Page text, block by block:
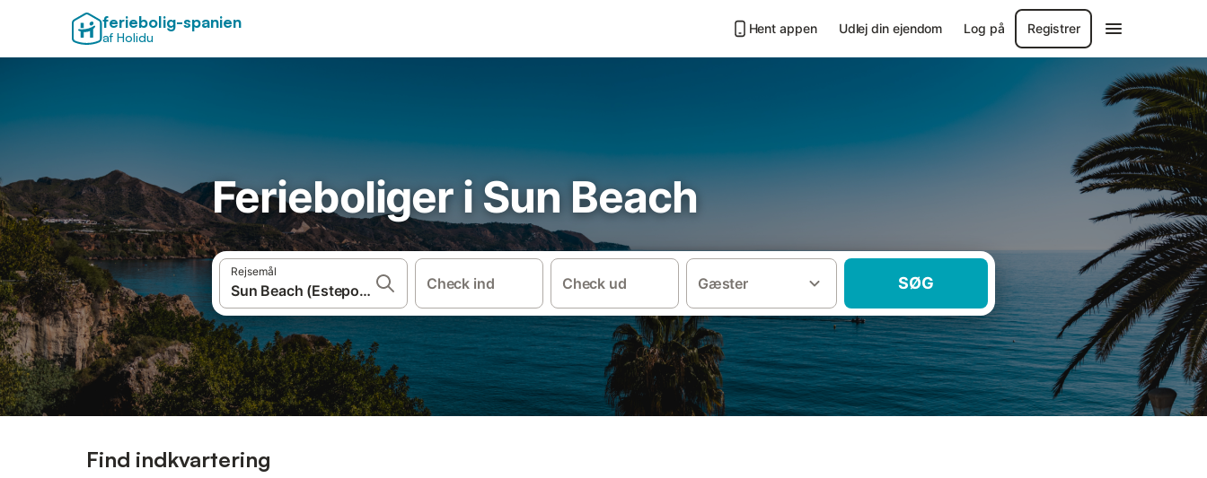
feriebolig-spanien
af Holidu
Hent appen Udlej din ejendom Log på Registrer
Ferieboliger i Sun Beach
Rejsemål
Check ind Check ud Gæster SØG
Find indkvartering